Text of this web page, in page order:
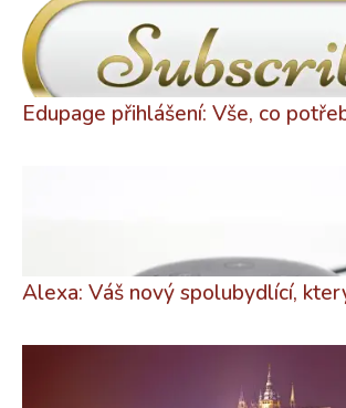
Edupage přihlášení: Vše, co
Alexa: Váš nový spolubydlící,